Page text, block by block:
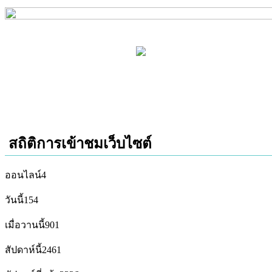
สถิติการเข้าชมเว็บไซต์
ออนไลน์4
วันนี้154
เมื่อวานนี้901
สัปดาห์นี้2461